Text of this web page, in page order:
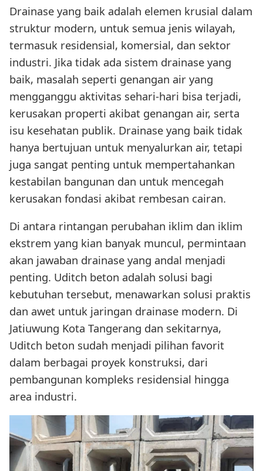
Drainase yang baik adalah elemen krusial dalam
struktur modern, untuk semua jenis wilayah,
termasuk residensial, komersial, dan sektor
industri. Jika tidak ada sistem drainase yang
baik, masalah seperti genangan air yang
mengganggu aktivitas sehari-hari bisa terjadi,
kerusakan properti akibat genangan air, serta
isu kesehatan publik. Drainase yang baik tidak
hanya bertujuan untuk menyalurkan air, tetapi
juga sangat penting untuk mempertahankan
kestabilan bangunan dan untuk mencegah
kerusakan fondasi akibat rembesan cairan.
Di antara rintangan perubahan iklim dan iklim
ekstrem yang kian banyak muncul, permintaan
akan jawaban drainase yang andal menjadi
penting. Uditch beton adalah solusi bagi
kebutuhan tersebut, menawarkan solusi praktis
dan awet untuk jaringan drainase modern. Di
Jatiuwung Kota Tangerang dan sekitarnya,
Uditch beton sudah menjadi pilihan favorit
dalam berbagai proyek konstruksi, dari
pembangunan kompleks residensial hingga
area industri.